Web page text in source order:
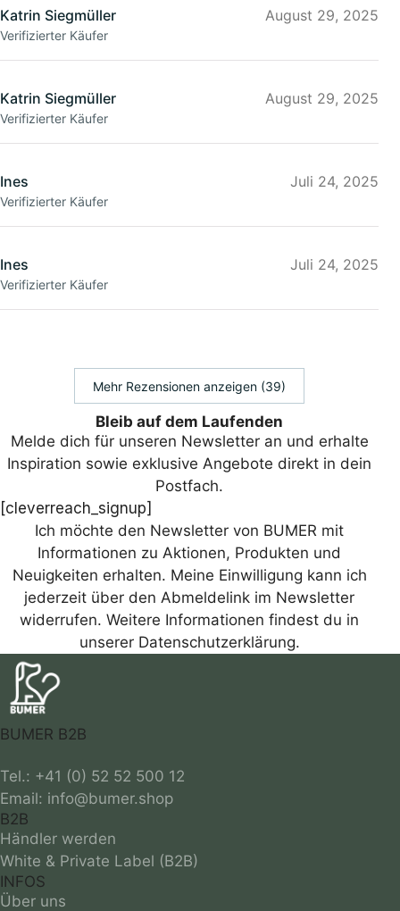
Katrin Siegmüller
Verifizierter Käufer
August 29, 2025
Katrin Siegmüller
Verifizierter Käufer
August 29, 2025
Ines
Verifizierter Käufer
Juli 24, 2025
Ines
Verifizierter Käufer
Juli 24, 2025
Mehr Rezensionen anzeigen (39)
Bleib auf dem Laufenden
Melde dich für unseren Newsletter an und erhalte
Inspiration sowie exklusive Angebote direkt in dein
Postfach.
[cleverreach_signup]
Ich möchte den Newsletter von BUMER mit
Informationen zu Aktionen, Produkten und
Neuigkeiten erhalten. Meine Einwilligung kann ich
jederzeit über den Abmeldelink im Newsletter
widerrufen. Weitere Informationen findest du in
unserer Datenschutzerklärung.
BUMER B2B
Tel.: +41 (0) 52 52 500 12
B2B
Händler werden
White & Private Label (B2B)
INFOS
Über uns